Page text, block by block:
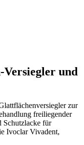
Versiegler und
zur
freiliegender
Schutzlacke für
Ivoclar Vivadent,